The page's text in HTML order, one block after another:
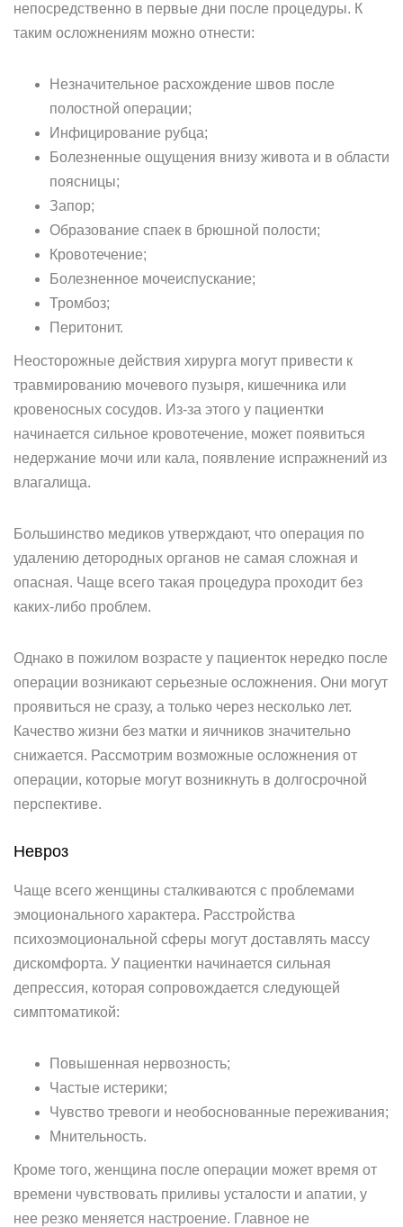
непосредственно в первые дни после процедуры. К
таким осложнениям можно отнести:
Незначительное расхождение швов после
полостной операции;
Инфицирование рубца;
Болезненные ощущения внизу живота и в области
поясницы;
Запор;
Образование спаек в брюшной полости;
Кровотечение;
Болезненное мочеиспускание;
Тромбоз;
Перитонит.
Неосторожные действия хирурга могут привести к
травмированию мочевого пузыря, кишечника или
кровеносных сосудов. Из-за этого у пациентки
начинается сильное кровотечение, может появиться
недержание мочи или кала, появление испражнений из
влагалища.
Большинство медиков утверждают, что операция по
удалению детородных органов не самая сложная и
опасная. Чаще всего такая процедура проходит без
каких-либо проблем.
Однако в пожилом возрасте у пациенток нередко после
операции возникают серьезные осложнения. Они могут
проявиться не сразу, а только через несколько лет.
Качество жизни без матки и яичников значительно
снижается. Рассмотрим возможные осложнения от
операции, которые могут возникнуть в долгосрочной
перспективе.
Невроз
Чаще всего женщины сталкиваются с проблемами
эмоционального характера. Расстройства
психоэмоциональной сферы могут доставлять массу
дискомфорта. У пациентки начинается сильная
депрессия, которая сопровождается следующей
симптоматикой:
Повышенная нервозность;
Частые истерики;
Чувство тревоги и необоснованные переживания;
Мнительность.
Кроме того, женщина после операции может время от
времени чувствовать приливы усталости и апатии, у
нее резко меняется настроение. Главное не